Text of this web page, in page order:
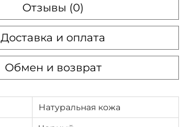
Отзывы (0)
Доставка и оплата
Обмен и возврат
Натуральная кожа